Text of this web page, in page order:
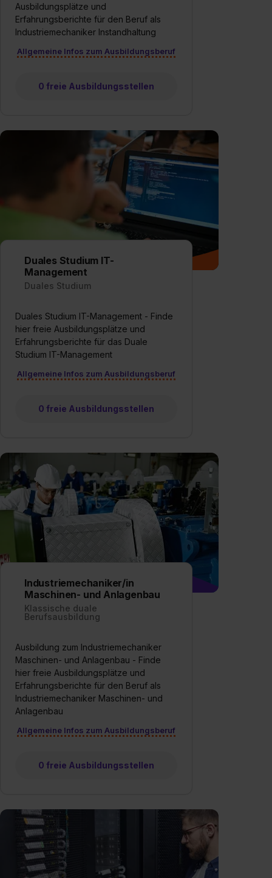
Ausbildungsplätze und
Erfahrungsberichte für den Beruf als
Industriemechaniker Instandhaltung
Allgemeine Infos zum Ausbildungsberuf
0 freie Ausbildungsstellen
Duales Studium IT-
Management
Duales Studium
Duales Studium IT-Management - Finde
hier freie Ausbildungsplätze und
Erfahrungsberichte für das Duale
Studium IT-Management
Allgemeine Infos zum Ausbildungsberuf
0 freie Ausbildungsstellen
Industriemechaniker/in
Maschinen- und Anlagenbau
Klassische duale
Berufsausbildung
Ausbildung zum Industriemechaniker
Maschinen- und Anlagenbau - Finde
hier freie Ausbildungsplätze und
Erfahrungsberichte für den Beruf als
Industriemechaniker Maschinen- und
Anlagenbau
Allgemeine Infos zum Ausbildungsberuf
0 freie Ausbildungsstellen